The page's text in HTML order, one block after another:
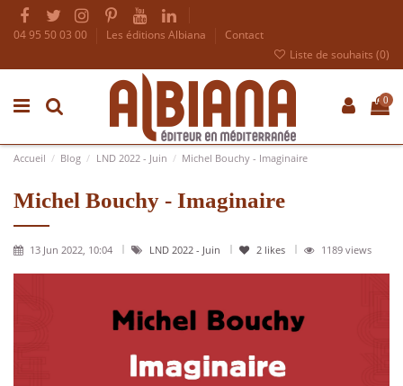
04 95 50 03 00 Les éditions Albiana
Contact
Liste de souhaits (0)
0
Accueil Blog LND 2022 - Juin Michel Bouchy - Imaginaire
Michel Bouchy - Imaginaire
13 Jun 2022, 10:04 LND 2022 - Juin 2 likes 1189 views